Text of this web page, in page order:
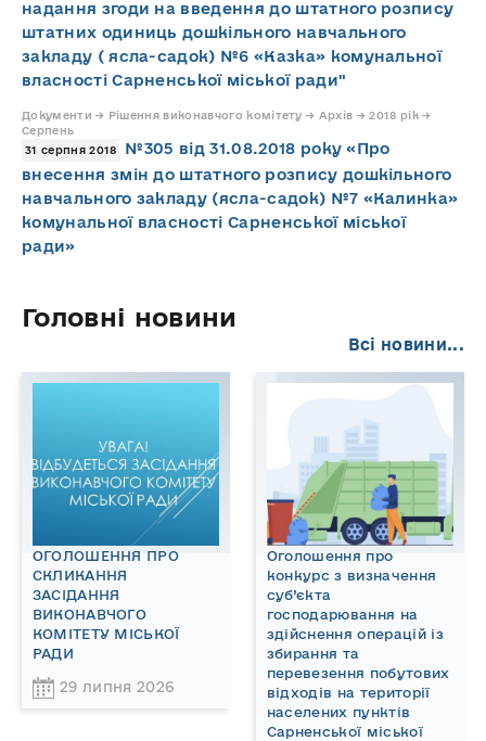
надання згоди на введення до штатного розпису
штатних одиниць дошкільного навчального
закладу ( ясла-садок) №6 «Казка» комунальної
власності Сарненської міської ради"
Документи → Рішення виконавчого комітету → Архів → 2018 рік →
Серпень
31 серпня 2018
№305 від 31.08.2018 року «Про
внесення змін до штатного розпису дошкільного
навчального закладу (ясла-садок) №7 «Калинка»
комунальної власності Сарненської міської
ради»
Головні новини
Всі новини...
ОГОЛОШЕННЯ ПРО
СКЛИКАННЯ
ЗАСІДАННЯ
ВИКОНАВЧОГО
КОМІТЕТУ МІСЬКОЇ
РАДИ
29 липня 2026
Оголошення про
конкурс з визначення
суб’єкта
господарювання на
здійснення операцій із
збирання та
перевезення побутових
відходів на території
населених пунктів
Сарненської міської